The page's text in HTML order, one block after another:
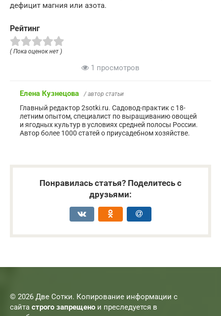
дефицит магния или азота.
Рейтинг
( Пока оценок нет )
1 просмотров
Елена Кузнецова / автор статьи
Главный редактор 2sotki.ru. Садовод-практик с 18-
летним опытом, специалист по выращиванию овощей
и ягодных культур в условиях средней полосы России.
Автор более 1000 статей о приусадебном хозяйстве.
Понравилась статья? Поделитесь с
друзьями:
© 2026 Две Сотки. Копирование информации с
сайта строго запрещено и преследуется в